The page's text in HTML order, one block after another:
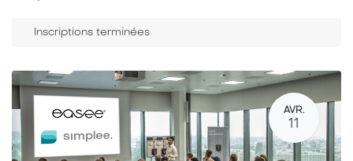
Inscriptions terminées
AVR.
11